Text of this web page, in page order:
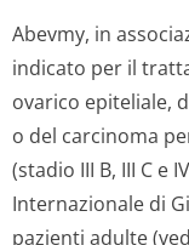
Abevmy, in
indicato per il
ovarico epiteliale,
o del carcinoma
(stadio III B, III C e
Internazionale di
pazienti adulte